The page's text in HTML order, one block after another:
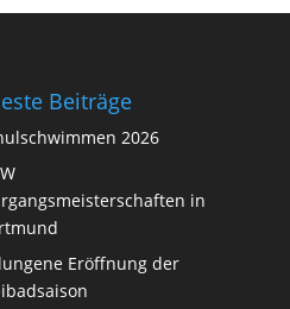
Beiträge
2026
in
Eröffnung der